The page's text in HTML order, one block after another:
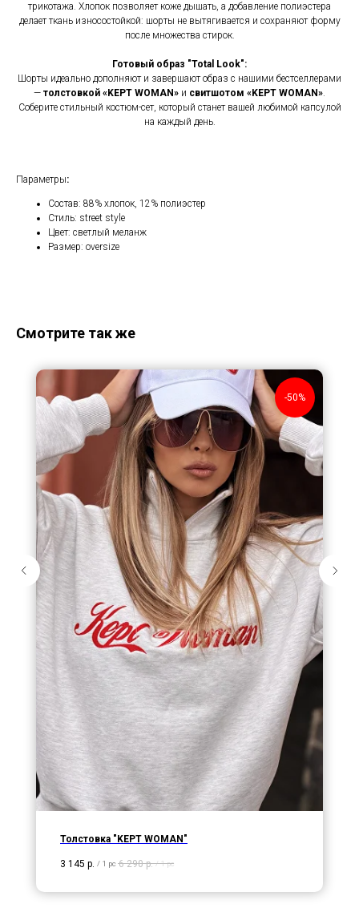
трикотажа. Хлопок позволяет коже дышать, а добавление полиэстера
делает ткань износостойкой: шорты не вытягивается и сохраняют форму
после множества стирок.
Готовый образ "Total Look":
Шорты идеально дополняют и завершают образ с нашими бестселлерами
— толстовкой «KEPT WOMAN» и свитшотом «KEPT WOMAN».
Соберите стильный костюм-сет, который станет вашей любимой капсулой
на каждый день.
Параметры:
Состав: 88% хлопок, 12% полиэстер
Стиль: street style
Цвет: светлый меланж
Размер: oversize
Смотрите так же
-50%
Толстовка "KEPT WOMAN"
3 145 р. / 1 pc 6 290 р. / 1 pc